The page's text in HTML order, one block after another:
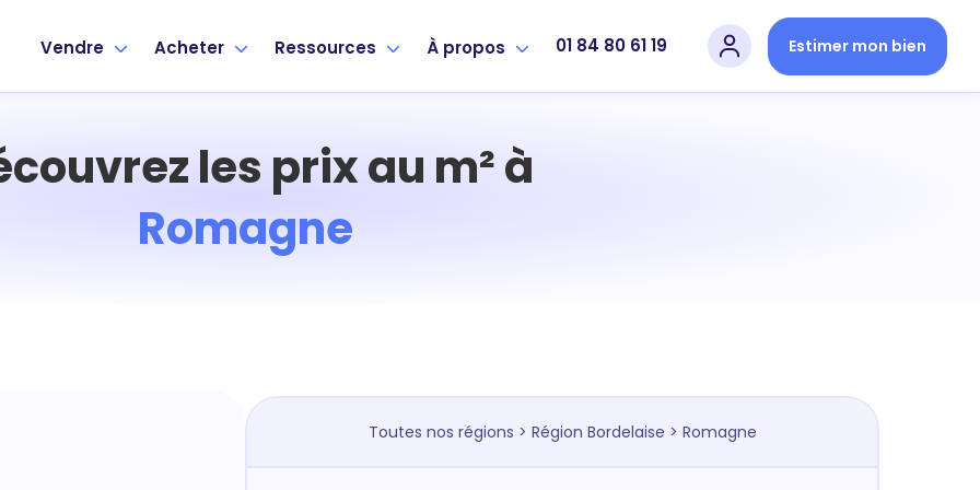
Vendre Acheter Ressources À propos 01 84 80 61 19 Estimer mon bien
les prix au m² à
Romagne
Toutes nos régions > Région Bordelaise > Romagne